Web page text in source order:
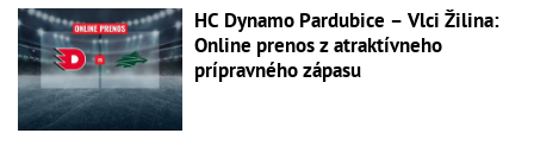
HC Dynamo Pardubice – Vlci Žilina:
Online prenos z atraktívneho
prípravného zápasu